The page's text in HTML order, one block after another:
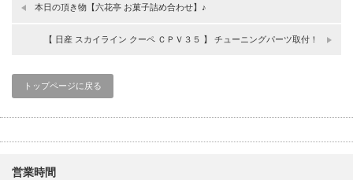
本日の頂き物【六花亭 お菓子詰め合わせ】♪
【 日産 スカイライン クーペ ＣＰＶ３５ 】 チューニングパーツ取付！
トップページに戻る
営業時間